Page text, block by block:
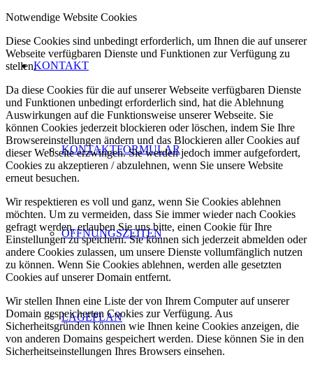
KONTAKT
KONTAKTFORMULAR
ÖFFNUNGSZEITEN
LAGEPLAN
Notwendige Website Cookies
Diese Cookies sind unbedingt erforderlich, um Ihnen die auf unserer
Webseite verfügbaren Dienste und Funktionen zur Verfügung zu
stellen.
Da diese Cookies für die auf unserer Webseite verfügbaren Dienste
und Funktionen unbedingt erforderlich sind, hat die Ablehnung
Auswirkungen auf die Funktionsweise unserer Webseite. Sie
können Cookies jederzeit blockieren oder löschen, indem Sie Ihre
Browsereinstellungen ändern und das Blockieren aller Cookies auf
dieser Webseite erzwingen. Sie werden jedoch immer aufgefordert,
Cookies zu akzeptieren / abzulehnen, wenn Sie unsere Website
erneut besuchen.
Wir respektieren es voll und ganz, wenn Sie Cookies ablehnen
möchten. Um zu vermeiden, dass Sie immer wieder nach Cookies
gefragt werden, erlauben Sie uns bitte, einen Cookie für Ihre
Einstellungen zu speichern. Sie können sich jederzeit abmelden oder
andere Cookies zulassen, um unsere Dienste vollumfänglich nutzen
zu können. Wenn Sie Cookies ablehnen, werden alle gesetzten
Cookies auf unserer Domain entfernt.
Wir stellen Ihnen eine Liste der von Ihrem Computer auf unserer
Domain gespeicherten Cookies zur Verfügung. Aus
Sicherheitsgründen können wie Ihnen keine Cookies anzeigen, die
von anderen Domains gespeichert werden. Diese können Sie in den
Sicherheitseinstellungen Ihres Browsers einsehen.